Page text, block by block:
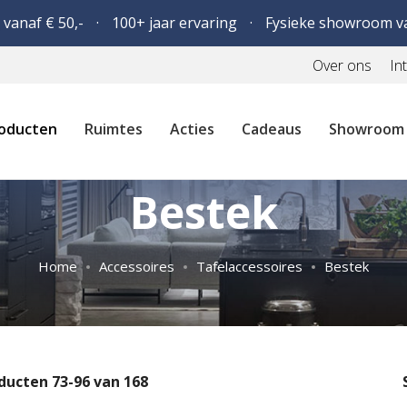
€ 50,- 100+ jaar ervaring Fysieke showroom
Over ons
Ruimtes Acties Cadeaus Showroom
Bestek
Home Accessoires Tafelaccessoires Bestek
73-96van 168